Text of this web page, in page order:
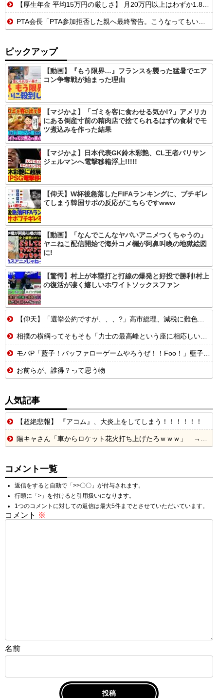
【厚生年金 平均15万円の厳しさ】 月20万円以上はわずか1.8割、高齢夫婦は毎月4.2万円の赤字に
PTA会長「PTA参加拒否した親へ最終警告。こうなってもいい？」
ピックアップ
【動画】『もう限界…』フランスを襲った猛暑でエア
コン争奪戦が始まった理由
【マジかよ】「ゴミを客に食わせる気か!?」アメリカ
にある倒産寸前の精肉店で捨てられるはずの食材でモ
ツ煮込みを作った結果
【マジかよ】日本代表GK鈴木彩艶、CL王者パリサン
ジェルマンへ電撃移籍浮上!!!!!
【仰天】W杯後急落したFIFAランキングに、ブチギレ
てしまう韓国サポの反応がこちらですwww
【動画】「なんでこんなヤバいアニメつくちゃうの」
ヤニねこ配信開始で海外コメ欄が阿鼻叫喚の地獄絵図
に!
【驚愕】村上が本塁打と打線の爆発と好投で勝利!村上
の復活が凄く嬉しいホワイトソックスファン
【仰天】「選挙公約ですが、、、?」高市総理、減税に難色を示し続ける玉木代表らを「煽りまくるwwwww」
相撲の横綱ってそもそも「力士の最高峰という座に相応しいかどうか」で決めるべきであって横綱に相応しい者がいないなら別に不在でもいいはずだよな
モバP「藍子！バッファローゲームやろうぜ！！Foo！」藍子「いいですよ。そのかわり」
お前らが、誰得？って思う物
人気記事
【超絶悲報】 『アコム』、大炎上をしてしまう！！！！！！
陽キャさん「車からロケット花火打ち上げたろｗｗｗ」 → サンルーフが閉まっていて無事車内に発射
コメント一覧
返信をすると自動で「>>〇〇」が付与されます。
行頭に「>」を付けると引用扱いになります。
1つのコメントに対しての返信は最大5件までとさせていただいています。
コメント ※
名前